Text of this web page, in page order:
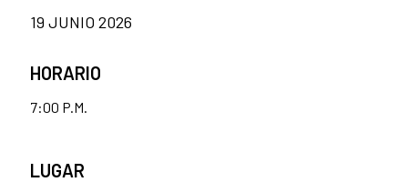
19 JUNIO 2026
HORARIO
7:00 P.M.
LUGAR